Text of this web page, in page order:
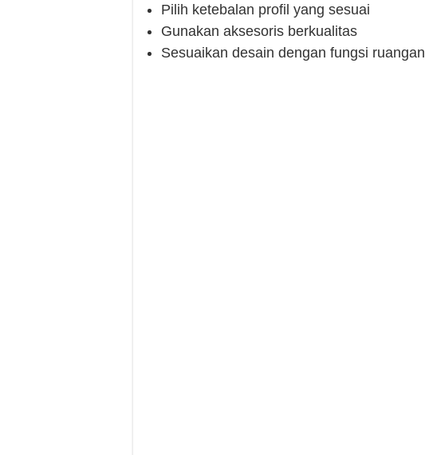
Pilih ketebalan profil yang sesuai
Gunakan aksesoris berkualitas
Sesuaikan desain dengan fungsi ruangan